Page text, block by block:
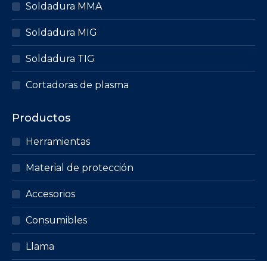
Soldadura MMA
Soldadura MIG
Soldadura TIG
Cortadoras de plasma
Productos
Herramientas
Material de protección
Accesorios
Consumibles
Llama